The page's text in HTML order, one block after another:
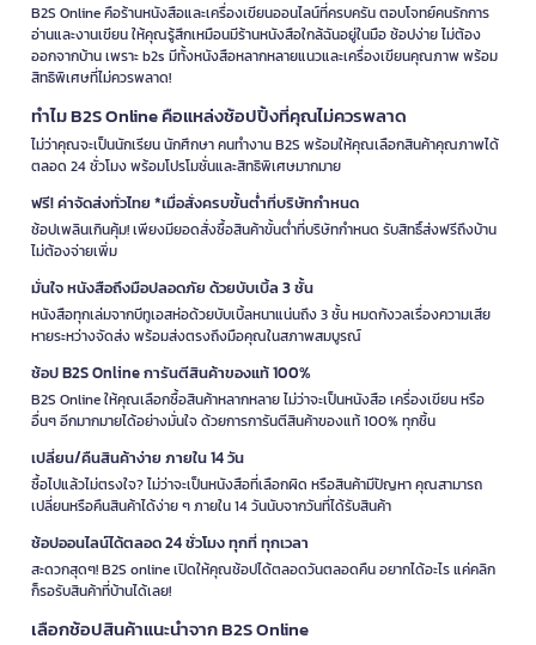
B2S Online คือร้านหนังสือและเครื่องเขียนออนไลน์ที่ครบครัน ตอบโจทย์คนรักการ
อ่านและงานเขียน ให้คุณรู้สึกเหมือนมีร้านหนังสือใกล้ฉันอยู่ในมือ ช้อปง่าย ไม่ต้อง
ออกจากบ้าน เพราะ b2s มีทั้งหนังสือหลากหลายแนวและเครื่องเขียนคุณภาพ พร้อม
สิทธิพิเศษที่ไม่ควรพลาด!
ทำไม B2S Online คือแหล่งช้อปปิ้งที่คุณไม่ควรพลาด
ไม่ว่าคุณจะเป็นนักเรียน นักศึกษา คนทำงาน B2S พร้อมให้คุณเลือกสินค้าคุณภาพได้
ตลอด 24 ชั่วโมง พร้อมโปรโมชั่นและสิทธิพิเศษมากมาย
ฟรี! ค่าจัดส่งทั่วไทย *เมื่อสั่งครบขั้นต่ำที่บริษัทกำหนด
ช้อปเพลินเกินคุ้ม! เพียงมียอดสั่งซื้อสินค้าขั้นต่ำที่บริษัทกำหนด รับสิทธิ์ส่งฟรีถึงบ้าน
ไม่ต้องจ่ายเพิ่ม
มั่นใจ หนังสือถึงมือปลอดภัย ด้วยบับเบิ้ล 3 ชั้น
หนังสือทุกเล่มจากบีทูเอสห่อด้วยบับเบิ้ลหนาแน่นถึง 3 ชั้น หมดกังวลเรื่องความเสีย
หายระหว่างจัดส่ง พร้อมส่งตรงถึงมือคุณในสภาพสมบูรณ์
ช้อป B2S Online การันตีสินค้าของแท้ 100%
B2S Online ให้คุณเลือกซื้อสินค้าหลากหลาย ไม่ว่าจะเป็นหนังสือ เครื่องเขียน หรือ
อื่นๆ อีกมากมายได้อย่างมั่นใจ ด้วยการการันตีสินค้าของแท้ 100% ทุกชิ้น
เปลี่ยน/คืนสินค้าง่าย ภายใน 14 วัน
ซื้อไปแล้วไม่ตรงใจ? ไม่ว่าจะเป็นหนังสือที่เลือกผิด หรือสินค้ามีปัญหา คุณสามารถ
เปลี่ยนหรือคืนสินค้าได้ง่าย ๆ ภายใน 14 วันนับจากวันที่ได้รับสินค้า
ช้อปออนไลน์ได้ตลอด 24 ชั่วโมง ทุกที่ ทุกเวลา
สะดวกสุดๆ! B2S online เปิดให้คุณช้อปได้ตลอดวันตลอดคืน อยากได้อะไร แค่คลิก
ก็รอรับสินค้าที่บ้านได้เลย!
เลือกช้อปสินค้าแนะนำจาก B2S Online